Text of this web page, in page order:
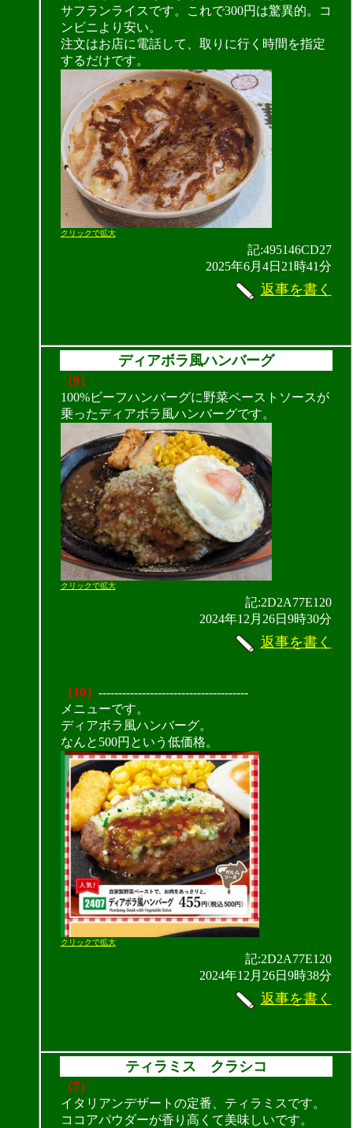
サフランライスです。これで300円は驚異的。コ
ンビニより安い。
注文はお店に電話して、取りに行く時間を指定
するだけです。
クリックで拡大
記:495146CD27
2025年6月4日21時41分
返事を書く
ディアボラ風ハンバーグ
（9）
100%ビーフハンバーグに野菜ペーストソースが
乗ったディアボラ風ハンバーグです。
クリックで拡大
記:2D2A77E120
2024年12月26日9時30分
返事を書く
（10） --------------------------------------
メニューです。
ディアボラ風ハンバーグ。
なんと500円という低価格。
クリックで拡大
記:2D2A77E120
2024年12月26日9時38分
返事を書く
ティラミス クラシコ
（7）
イタリアンデザートの定番、ティラミスです。
ココアパウダーが香り高くて美味しいです。